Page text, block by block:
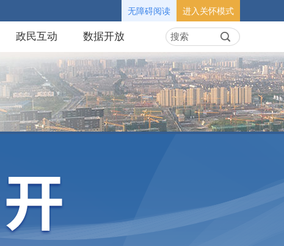
无障碍阅读 进入关怀模式
政民互动 数据开放